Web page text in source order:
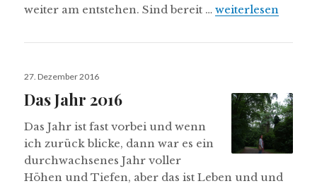
weiter am entstehen. Sind bereit …Ein kleiner
weiterlesen
Veröffentlicht
27. Dezember 2016
Das Jahr 2016
Das Jahr ist fast vorbei und wenn
ich zurück blicke, dann war es ein
durchwachsenes Jahr voller
Höhen und Tiefen, aber das ist Leben und und